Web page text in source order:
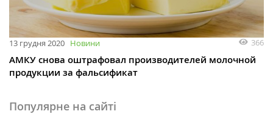
13 грудня 2020 Новини 366
АМКУ снова оштрафовал производителей молочной
продукции за фальсификат
Популярне на сайті